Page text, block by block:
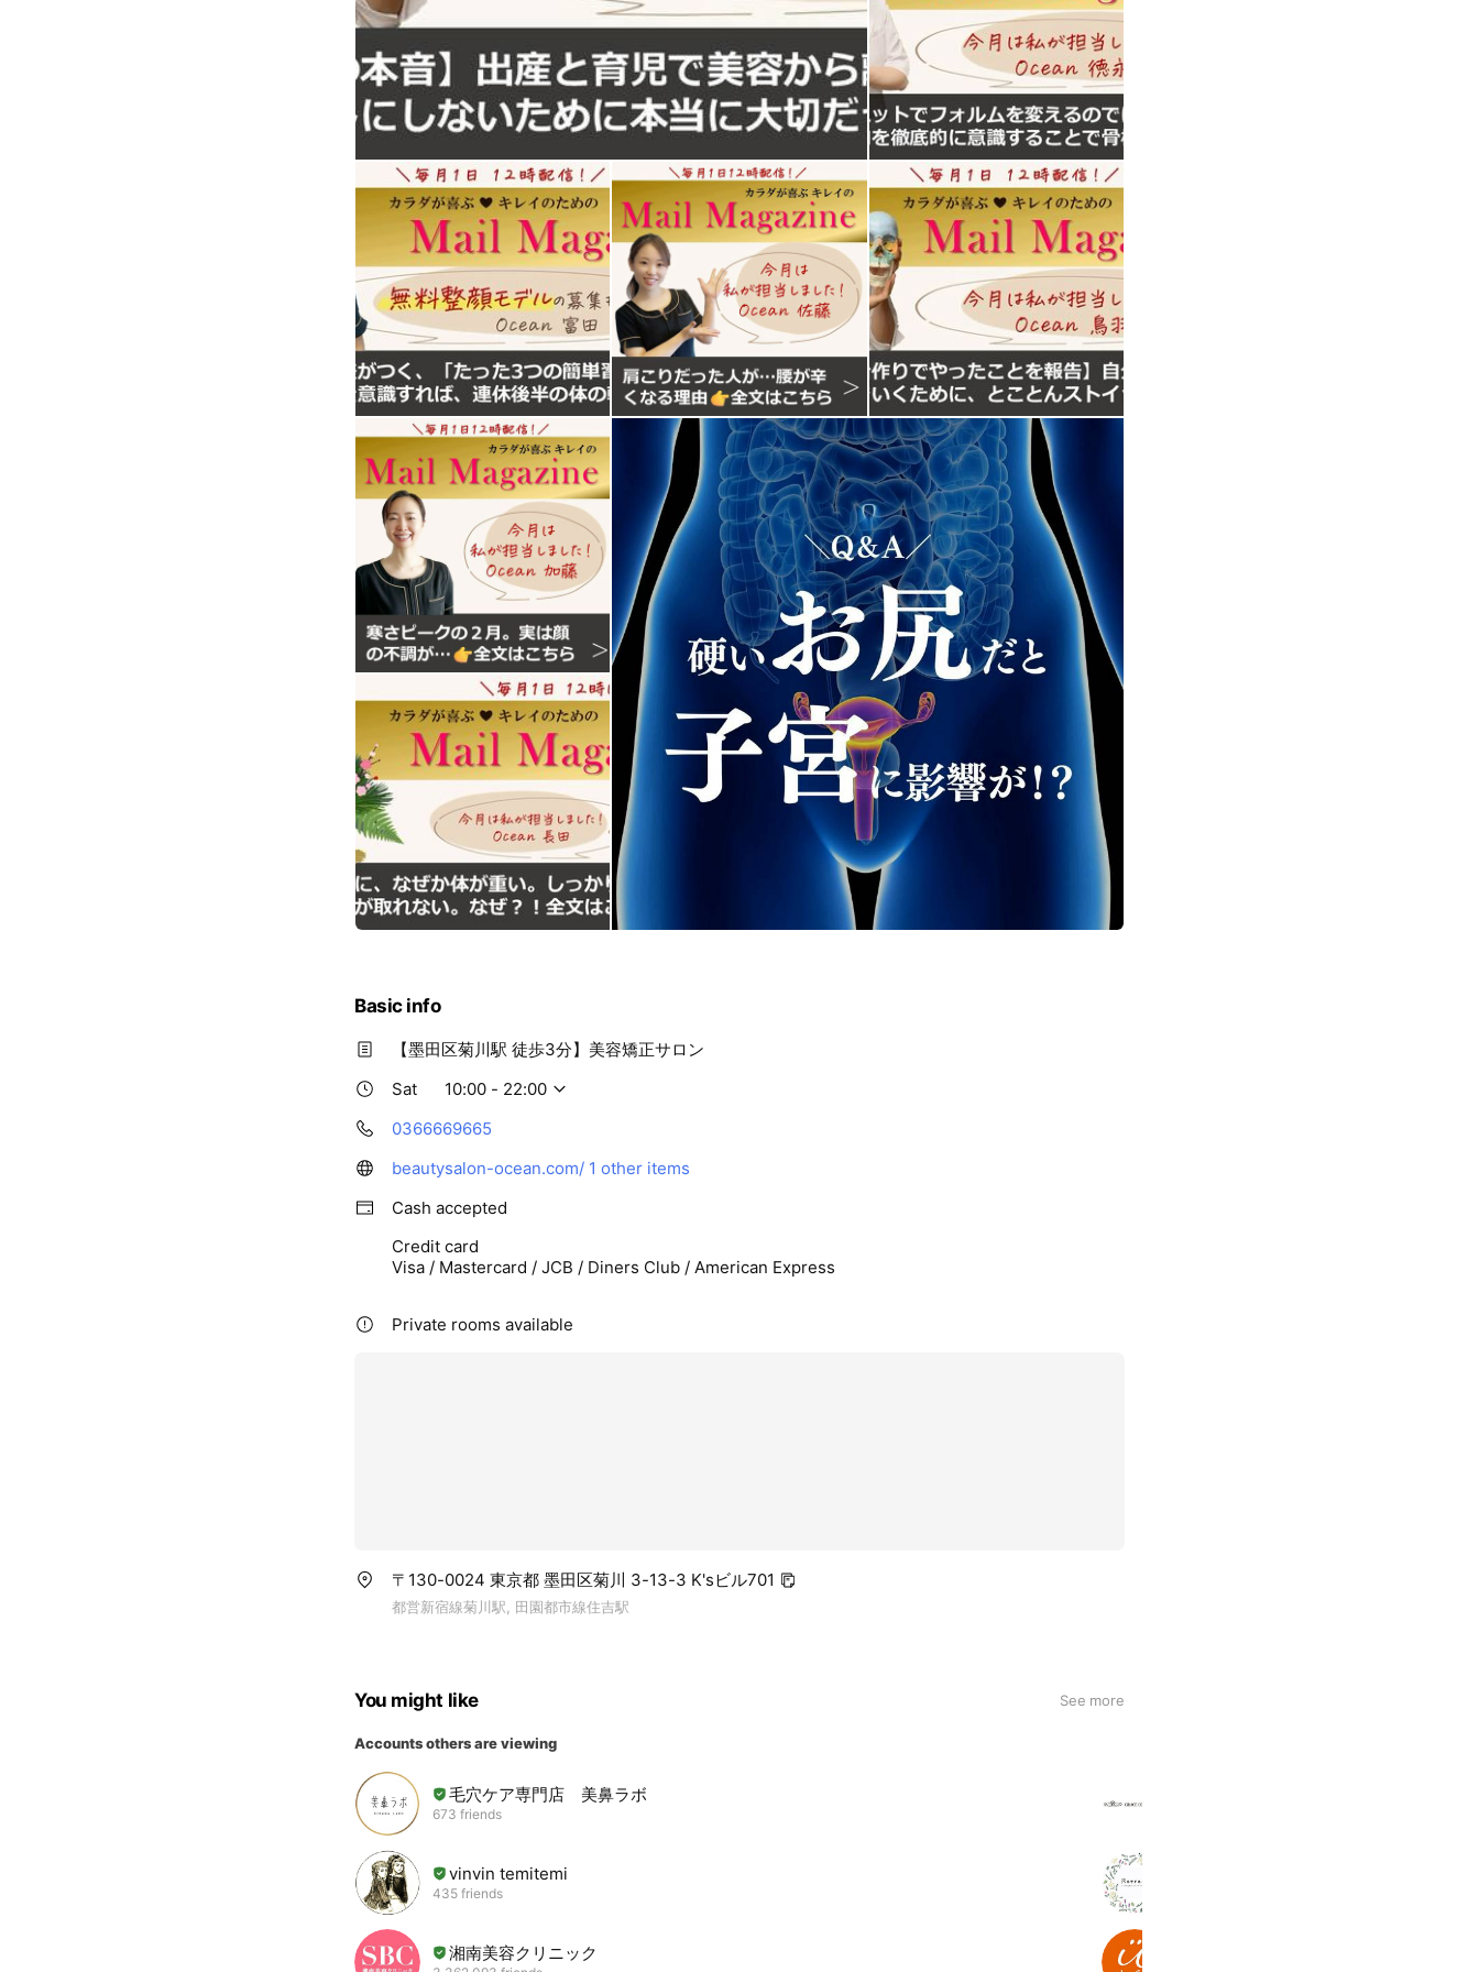
Basic info
【墨田区菊川駅 徒歩3分】美容矯正サロン
Sat
10:00 - 22:00
0366669665
beautysalon-ocean.com/ 1 other items
Cash accepted
Credit card
Visa / Mastercard / JCB / Diners Club / American Express
Private rooms available
〒130-0024 東京都 墨田区菊川 3-13-3 K'sビル701
都営新宿線菊川駅, 田園都市線住吉駅
You might like See more
Accounts others are viewing
毛穴ケア専門店 美鼻ラボ
673 friends
vinvin temitemi
435 friends
湘南美容クリニック